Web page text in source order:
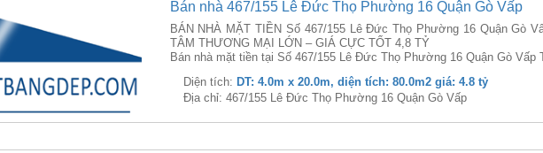
Bán nhà 467/155 Lê Đức Thọ Phường 16 Quận Gò Vấp
BÁN NHÀ MẶT TIỀN Số 467/155 Lê Đức Thọ Phường 16 Quận Gò
TÂM THƯƠNG MẠI LỚN – GIÁ CỰC TỐT 4,8 TỶ
Bán nhà mặt tiền tại Số 467/155 Lê Đức Thọ Phường 16 Quận Gò Vấp
Diện tích: DT: 4.0m x 20.0m, diện tích: 80.0m2 giá: 4.8 tỷ
Địa chỉ: 467/155 Lê Đức Thọ Phường 16 Quận Gò Vấp